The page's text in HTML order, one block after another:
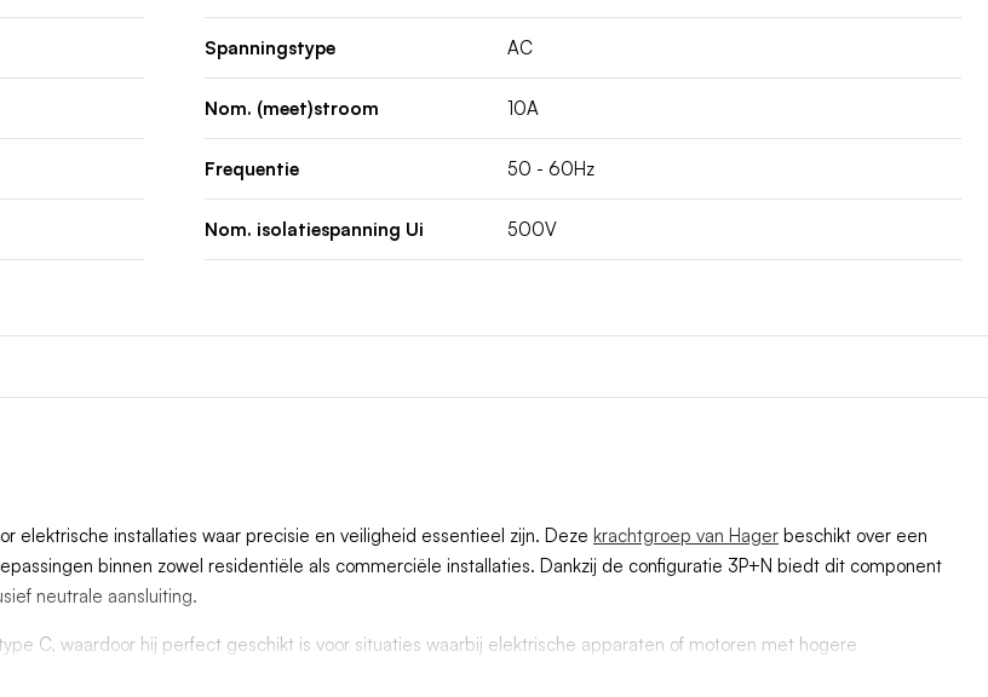
Spanningstype AC
Nom. (meet)stroom 10A
Frequentie 50 - 60Hz
Nom. isolatiespanning Ui 500V
elektrische installaties waar precisie en veiligheid essentieel zijn. Deze krachtgroep van Hager beschikt over een
binnen zowel residentiële als commerciële installaties. Dankzij de configuratie 3P+N biedt dit component
neutrale aansluiting.
C, waardoor hij perfect geschikt is voor situaties waarbij elektrische apparaten of motoren met hogere